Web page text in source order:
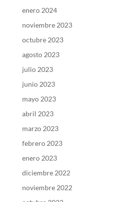
enero 2024
noviembre 2023
octubre 2023
agosto 2023
julio 2023
junio 2023
mayo 2023
abril 2023
marzo 2023
febrero 2023
enero 2023
diciembre 2022
noviembre 2022